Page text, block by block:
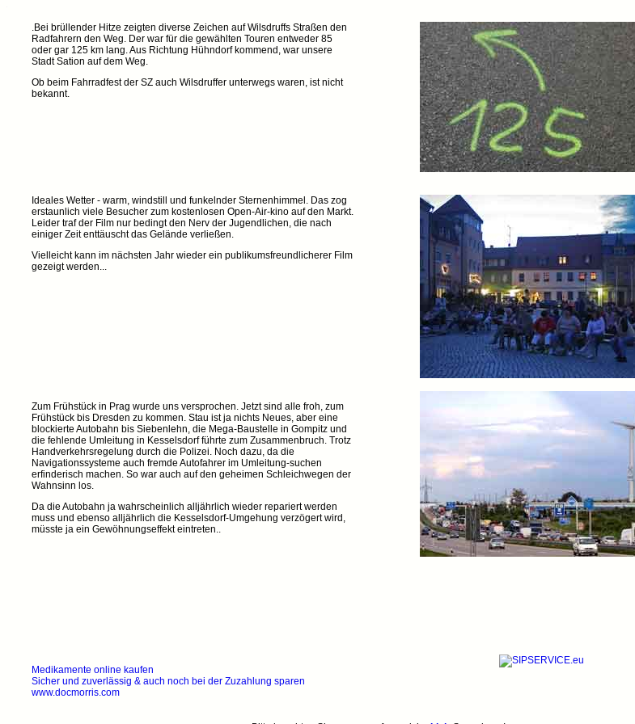
.Bei brüllender Hitze zeigten diverse Zeichen auf Wilsdruffs Straßen den
Radfahrern den Weg. Der war für die gewählten Touren entweder 85
oder gar 125 km lang. Aus Richtung Hühndorf kommend, war unsere
Stadt Sation auf dem Weg.
Ob beim Fahrradfest der SZ auch Wilsdruffer unterwegs waren, ist nicht
bekannt.
Ideales Wetter - warm, windstill und funkelnder Sternenhimmel. Das zog
erstaunlich viele Besucher zum kostenlosen Open-Air-kino auf den Markt.
Leider traf der Film nur bedingt den Nerv der Jugendlichen, die nach
einiger Zeit enttäuscht das Gelände verließen.
Vielleicht kann im nächsten Jahr wieder ein publikumsfreundlicherer Film
gezeigt werden...
Zum Frühstück in Prag wurde uns versprochen. Jetzt sind alle froh, zum
Frühstück bis Dresden zu kommen. Stau ist ja nichts Neues, aber eine
blockierte Autobahn bis Siebenlehn, die Mega-Baustelle in Gompitz und
die fehlende Umleitung in Kesselsdorf führte zum Zusammenbruch. Trotz
Handverkehrsregelung durch die Polizei. Noch dazu, da die
Navigationssysteme auch fremde Autofahrer im Umleitung-suchen
erfinderisch machen. So war auch auf den geheimen Schleichwegen der
Wahnsinn los.
Da die Autobahn ja wahrscheinlich alljährlich wieder repariert werden
muss und ebenso alljährlich die Kesselsdorf-Umgehung verzögert wird,
müsste ja ein Gewöhnungseffekt eintreten..
Medikamente online kaufen
Sicher und zuverlässig & auch noch bei der Zuzahlung sparen
www.docmorris.com